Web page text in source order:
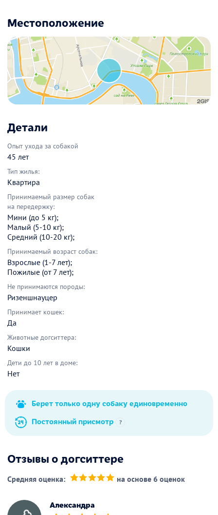
Местоположение
Детали
Опыт ухода за собакой
45 лет
Тип жилья:
Квартира
Принимаемый размер собак
на передержку:
Мини (до 5 кг);
Малый (5-10 кг);
Средний (10-20 кг);
Принимаемый возраст собак:
Взрослые (1-7 лет);
Пожилые (от 7 лет);
Не принимаются породы:
Ризеншнауцер
Принимает кошек:
Да
Животные догситтера:
Кошки
Дети до 10 лет в доме:
Нет
Берет только одну собаку единовременно
Постоянный присмотр
?
Отзывы о догситтере
Средняя оценка: на основе 6 оценок
Александра